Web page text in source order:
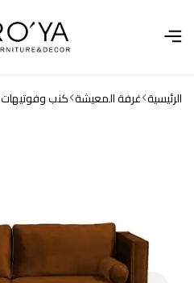
الرئيسية غرفة المعيشة كنب وفوتيهات